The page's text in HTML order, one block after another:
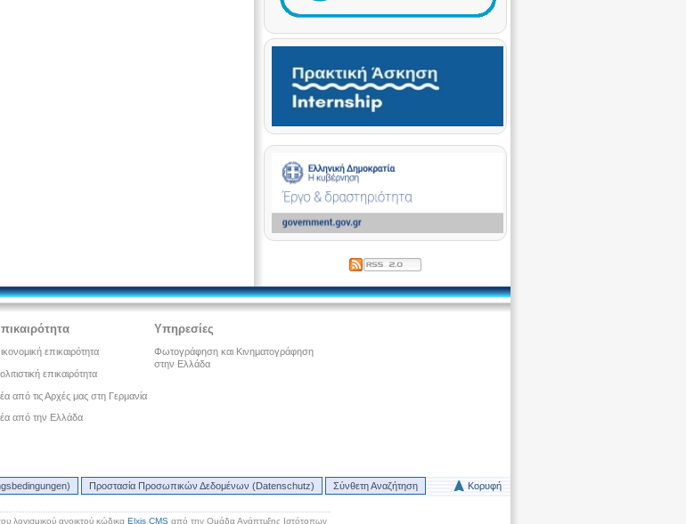
επικαιρότητα
επικαιρότητα
από τις Αρχές μας στη Γερμανία
από την Ελλάδα
Υπηρεσίες
Φωτογράφηση και Κινηματογράφηση
στην Ελλάδα
Προστασία Προσωπικών Δεδομένων (Datenschutz) Σύνθετη Αναζήτηση Κορυφή
λογισμικού ανοικτού κώδικα Elxis CMS από την Ομάδα Ανάπτυξης Ιστότοπων